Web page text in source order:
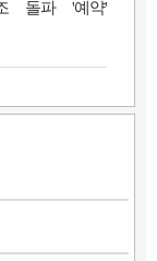
돌파 '예약'